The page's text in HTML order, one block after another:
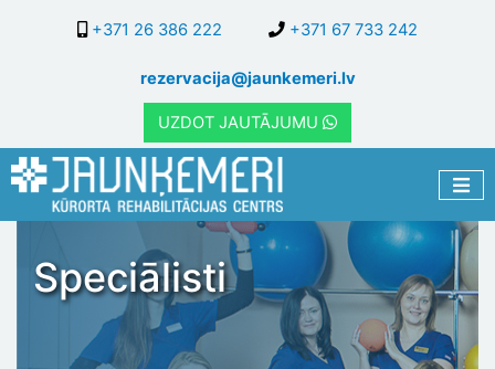
galveno
saturu
+371 26 386 222 +371 67 733 242
rezervacija@jaunkemeri.lv
UZDOT JAUTĀJUMU
Speciālisti